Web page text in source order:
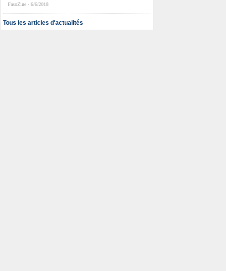
FasoZine - 6/6/2018
Tous les articles d'actualités